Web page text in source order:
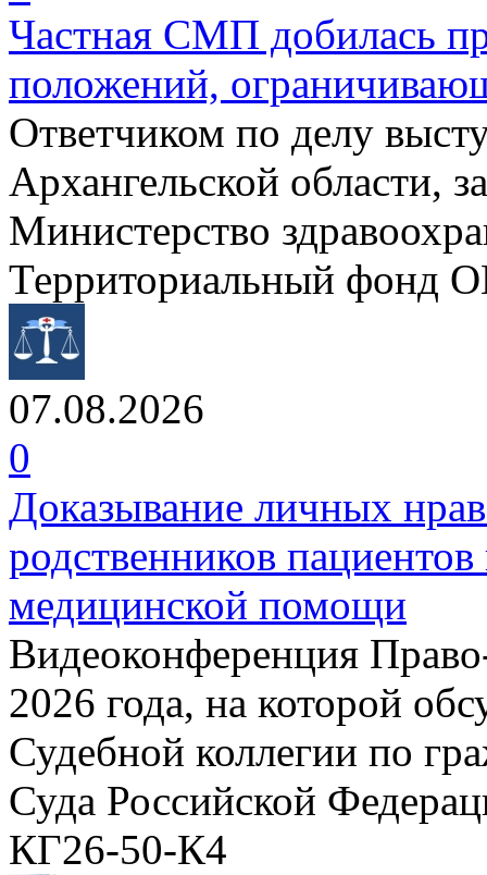
Частная СМП добилась
положений,
Ответчиком по делу
Архангельской области,
Министерство
Территориальный фонд
07.08.2026
0
Доказывание личных
родственников
медицинской помощи
Видеоконференция
2026 года, на которой
Судебной коллегии по
Суда Российской
КГ26-50-К4